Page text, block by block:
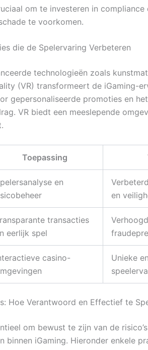
om te investeren in compliance
te voorkomen.
die de Spelervaring Verbeteren
technologieën zoals
(VR) transformeert de iGaming-
gepersonaliseerde promoties en
VR biedt een meeslepende
Toepassing
en
en
transacties
eerlijk spel
casino-
Unieke
Hoe Verantwoord en Effectief te
om bewust te zijn van de
binnen iGaming. Hieronder enkele